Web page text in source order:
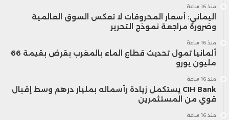
منذ 16 ساعة
اليماني: أسعار المحروقات لا تعكس السوق العالمية
وضرورة مراجعة نموذج التحرير
منذ 16 ساعة
ألمانيا تمول تحديث قطاع الماء بالمغرب بقرض بقيمة 66
مليون يورو
منذ 16 ساعة
CIH Bank يستكمل زيادة رأسماله بمليار درهم وسط إقبال
قوي من المستثمرين
منذ 16 ساعة